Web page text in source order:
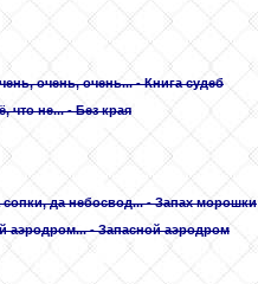
очень, очень...- Книга судеб
что не...- Без края
да небосвод...- Запах морошки
аэродром...- Запасной аэродром